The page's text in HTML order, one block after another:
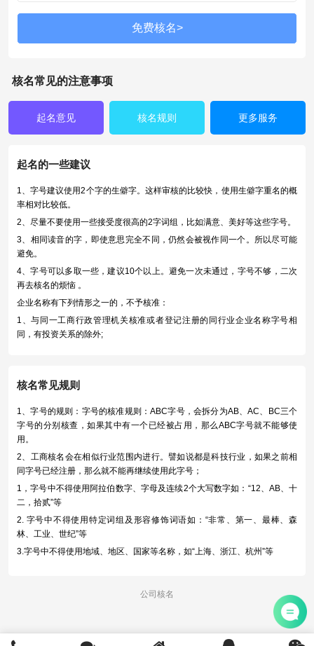
核名常见的注意事项
起名意见 核名规则 更多服务
起名的一些建议
1、字号建议使用2个字的生僻字。这样审核的比较快，使用生僻字重名的概
率相对比较低。
2、尽量不要使用一些接受度很高的2字词组，比如满意、美好等这些字号。
3、相同读音的字，即使意思完全不同，仍然会被视作同一个。所以尽可能
避免。
4、字号可以多取一些，建议10个以上。避免一次未通过，字号不够，二次
再去核名的烦恼 。
企业名称有下列情形之一的，不予核准：
1、与同一工商行政管理机关核准或者登记注册的同行业企业名称字号相
同，有投资关系的除外;
3、与其他企业变更名称未满1年的原名称相同;
5、其他违反法律、行政法规的。
注册公司的名称构成:
1、行政区划+字号+行业号+组织形式;如：北京XX科技发展有限公司
2、字号+(行政区划)+行业号+组织形式;如：XX(北京)科技发展有限公司
3、字号+行业号+行政区划+组织形式;如：XX科技发展北京有限公司
4、字号：两个或两个以上的汉字组成。
5、行业号：产品名称或者行业名称等。
6、组织形式：公司类型，如有限公司、合伙企业、股份公司等。
核名常见规则
1、字号的规则：字号的核准规则：ABC字号，会拆分为AB、AC、BC三个
字号的分别核查，如果其中有一个已经被占用，那么ABC字号就不能够使
用。
2、工商核名会在相似行业范围内进行。譬如说都是科技行业，如果之前相
同字号已经注册，那么就不能再继续使用此字号；
1，字号中不得使用阿拉伯数字、字母及连续2个大写数字如：“12、AB、十
二，拾贰”等
2. 字号中不得使用特定词组及形容修饰词语如：“非常、第一、最棒、森
林、工业、世纪”等
3.字号中不得使用地域、地区、国家等名称，如“上海、浙江、杭州”等
管理"的不得使用“创投'等词作为字号
5.查名时字号两两连续字号查询，故字号越多，名称越难查出，字号最少2
个字如：”克里斯汀“ 查名时需查”克里“、”里斯“”斯汀“皆不得与其他字号相重
公司核名